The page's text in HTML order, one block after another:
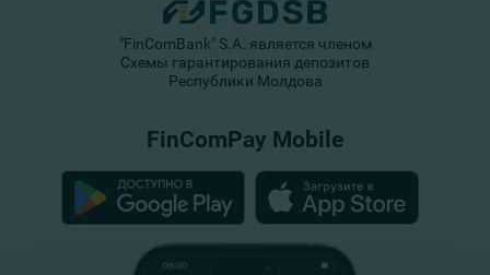
"FinComBank" S.A. является членом
Схемы гарантирования депозитов
Республики Молдова
FinComPay Mobile